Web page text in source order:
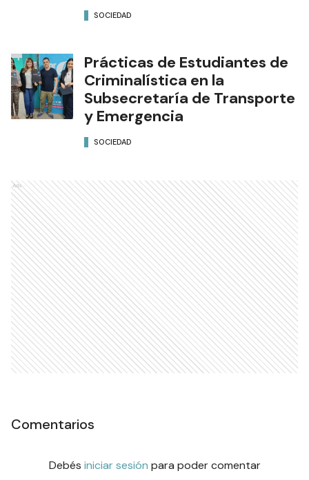
SOCIEDAD
Prácticas de Estudiantes de
Criminalística en la
Subsecretaría de Transporte
y Emergencia
SOCIEDAD
Ads
Comentarios
Debés iniciar sesión para poder comentar